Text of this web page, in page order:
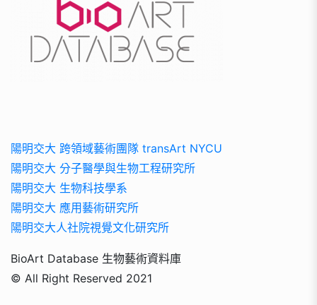
陽明交大 跨領域藝術團隊 transArt NYCU
陽明交大 分子醫學與生物工程研究所
陽明交大 生物科技學系
陽明交大 應用藝術研究所
陽明交大人社院視覺文化研究所
BioArt Database 生物藝術資料庫
© All Right Reserved 2021